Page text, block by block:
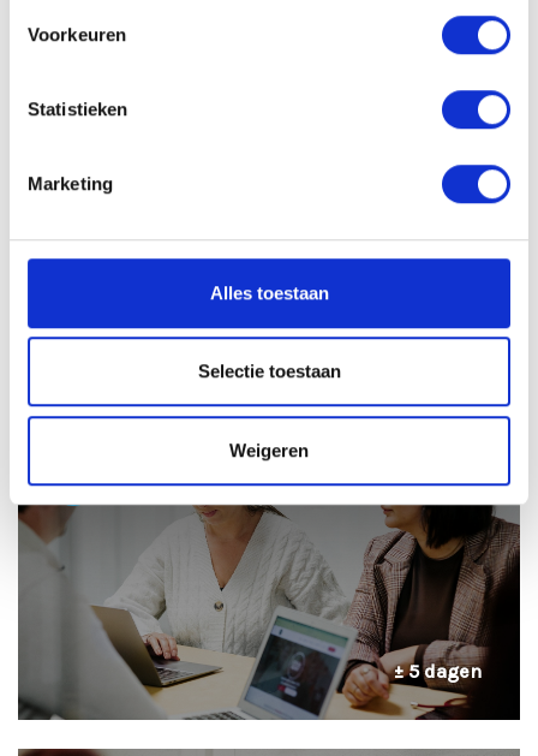
Voorkeuren
Statistieken
Marketing
Alles toestaan
Selectie toestaan
Weigeren
± 2 dagen
± 3-4 dagen
4 GESPREK BIJ DE KLANT
± 5 dagen